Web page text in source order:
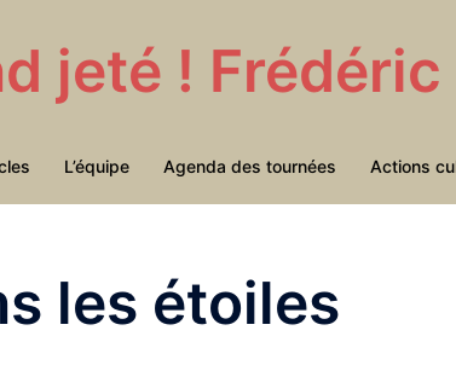
jeté !
L’équipe Agenda des tournées Actions
les étoiles